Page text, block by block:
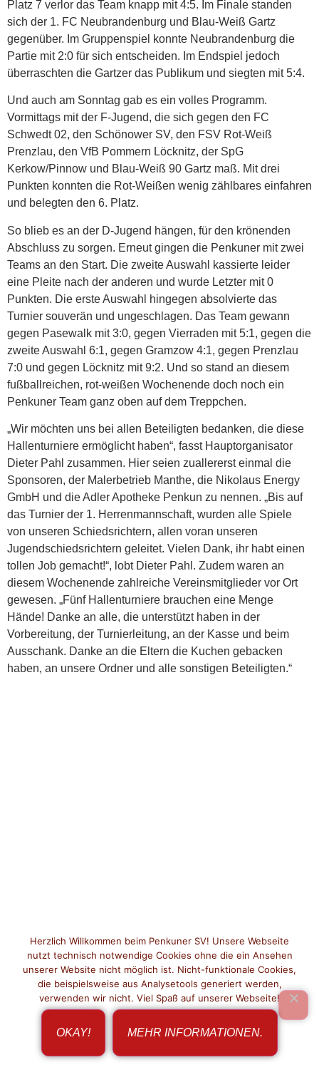
Platz 7 verlor das Team knapp mit 4:5. Im Finale standen
sich der 1. FC Neubrandenburg und Blau-Weiß Gartz
gegenüber. Im Gruppenspiel konnte Neubrandenburg die
Partie mit 2:0 für sich entscheiden. Im Endspiel jedoch
überraschten die Gartzer das Publikum und siegten mit 5:4.
Und auch am Sonntag gab es ein volles Programm.
Vormittags mit der F-Jugend, die sich gegen den FC
Schwedt 02, den Schönower SV, den FSV Rot-Weiß
Prenzlau, den VfB Pommern Löcknitz, der SpG
Kerkow/Pinnow und Blau-Weiß 90 Gartz maß. Mit drei
Punkten konnten die Rot-Weißen wenig zählbares einfahren
und belegten den 6. Platz.
So blieb es an der D-Jugend hängen, für den krönenden
Abschluss zu sorgen. Erneut gingen die Penkuner mit zwei
Teams an den Start. Die zweite Auswahl kassierte leider
eine Pleite nach der anderen und wurde Letzter mit 0
Punkten. Die erste Auswahl hingegen absolvierte das
Turnier souverän und ungeschlagen. Das Team gewann
gegen Pasewalk mit 3:0, gegen Vierraden mit 5:1, gegen die
zweite Auswahl 6:1, gegen Gramzow 4:1, gegen Prenzlau
7:0 und gegen Löcknitz mit 9:2. Und so stand an diesem
fußballreichen, rot-weißen Wochenende doch noch ein
Penkuner Team ganz oben auf dem Treppchen.
„Wir möchten uns bei allen Beteiligten bedanken, die diese
Hallenturniere ermöglicht haben“, fasst Hauptorganisator
Dieter Pahl zusammen. Hier seien zuallererst einmal die
Sponsoren, der Malerbetrieb Manthe, die Nikolaus Energy
GmbH und die Adler Apotheke Penkun zu nennen. „Bis auf
das Turnier der 1. Herrenmannschaft, wurden alle Spiele
von unseren Schiedsrichtern, allen voran unseren
Jugendschiedsrichtern geleitet. Vielen Dank, ihr habt einen
tollen Job gemacht!“, lobt Dieter Pahl. Zudem waren an
diesem Wochenende zahlreiche Vereinsmitglieder vor Ort
gewesen. „Fünf Hallenturniere brauchen eine Menge
Hände! Danke an alle, die unterstützt haben in der
Vorbereitung, der Turnierleitung, an der Kasse und beim
Ausschank. Danke an die Eltern die Kuchen gebacken
haben, an unsere Ordner und alle sonstigen Beteiligten.“
Herzlich Willkommen beim Penkuner SV! Unsere Webseite
nutzt technisch notwendige Cookies ohne die ein Ansehen
unserer Website nicht möglich ist. Nicht-funktionale Cookies,
die beispielsweise aus Analysetools generiert werden,
verwenden wir nicht. Viel Spaß auf unserer Webseite!
OKAY! MEHR INFORMATIONEN.